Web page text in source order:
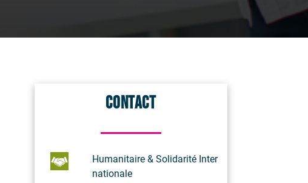
Contact
Humanitaire & Solidarité Inter
nationale